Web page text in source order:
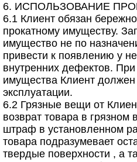
6. ИСПОЛЬЗОВАНИЕ
6.1 Клиент обязан
прокатному имуществу.
имущество не по
привести к появлению у
внутренних дефектов.
имущества Клиент
эксплуатации.
6.2 Грязные вещи от
возврат товара в грязном
штраф в установленном
товара подразумевает
твердые поверхности , а